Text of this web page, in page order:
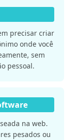
precisar criar
onde você
sem
pessoal.
na web.
pesados ​​ou